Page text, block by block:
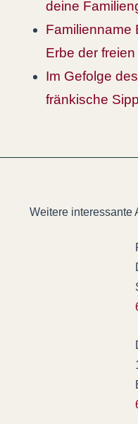
deine
Familienname
Erbe der
Im Gefolge
fränkische
Weitere interessante